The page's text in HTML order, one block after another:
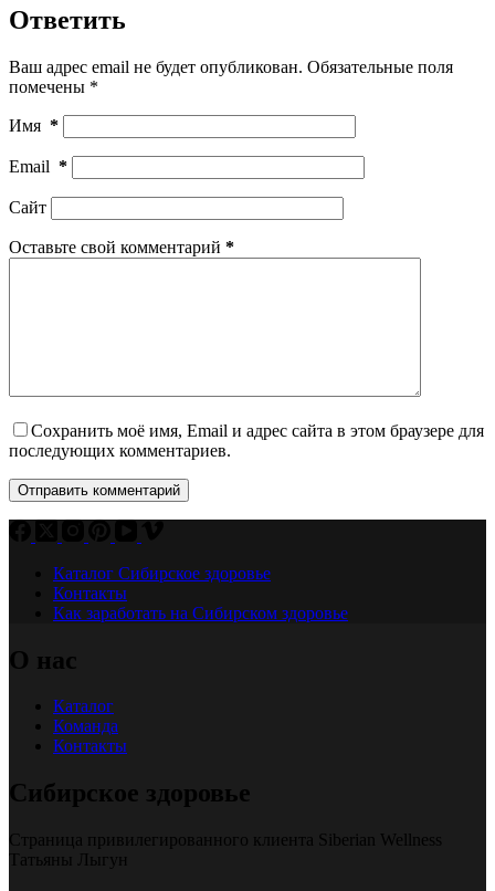
Ответить
Ваш адрес email не будет опубликован. Обязательные поля
помечены *
Имя *
Email *
Сайт
Оставьте свой комментарий *
Сохранить моё имя, Email и адрес сайта в этом браузере для
последующих комментариев.
Отправить комментарий
Каталог Сибирское здоровье
Контакты
Как заработать на Сибирском здоровье
О нас
Каталог
Команда
Контакты
Сибирское здоровье
Страница привилегированного клиента Siberian Wellness
Татьяны Лыгун